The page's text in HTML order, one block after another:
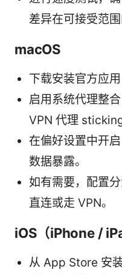
差异在可接受范围
macOS
下载安装官方应
启用系统代理整
VPN 代理
在偏好设置中开
数据暴露。
如有需要，配置
直连或走 VPN。
iOS（iPhone /
从 App Store 安